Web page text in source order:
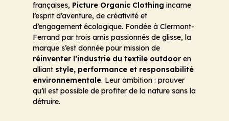
françaises, Picture Organic Clothing incarne
l’esprit d’aventure, de créativité et
d’engagement écologique. Fondée à Clermont-
Ferrand par trois amis passionnés de glisse, la
marque s’est donnée pour mission de
réinventer l’industrie du textile outdoor en
alliant style, performance et responsabilité
environnementale. Leur ambition : prouver
qu’il est possible de profiter de la nature sans la
détruire.